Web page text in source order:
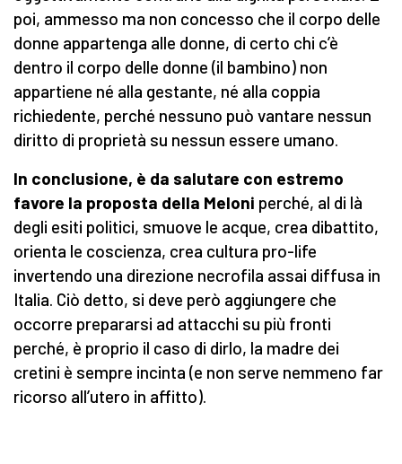
poi, ammesso ma non concesso che il corpo delle
donne appartenga alle donne, di certo chi c’è
dentro il corpo delle donne (il bambino) non
appartiene né alla gestante, né alla coppia
richiedente, perché nessuno può vantare nessun
diritto di proprietà su nessun essere umano.
In conclusione, è da salutare con estremo
favore la proposta della Meloni perché, al di là
degli esiti politici, smuove le acque, crea dibattito,
orienta le coscienza, crea cultura pro-life
invertendo una direzione necrofila assai diffusa in
Italia. Ciò detto, si deve però aggiungere che
occorre prepararsi ad attacchi su più fronti
perché, è proprio il caso di dirlo, la madre dei
cretini è sempre incinta (e non serve nemmeno far
ricorso all’utero in affitto).